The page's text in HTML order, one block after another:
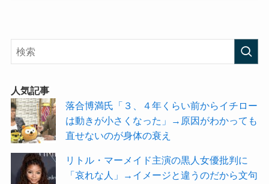
人気記事
落合博満氏「３、４年くらい前からイチロー
は動きが小さくなった」→原因がわかっても
直せないのが身体の衰え
リトル・マーメイド主演の黒人女優批判に
「哀れな人」→イメージと違うのだから文句